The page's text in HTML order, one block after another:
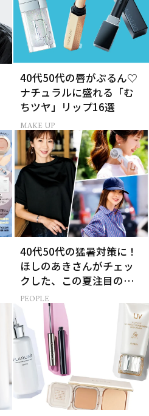
40代50代の唇がぷるん♡
ナチュラルに盛れる「む
ちツヤ」リップ16選
MAKE UP
40代50代の猛暑対策に！
ほしのあきさんがチェッ
クした、この夏注目の暑
さ対策グッズ3選
PEOPLE